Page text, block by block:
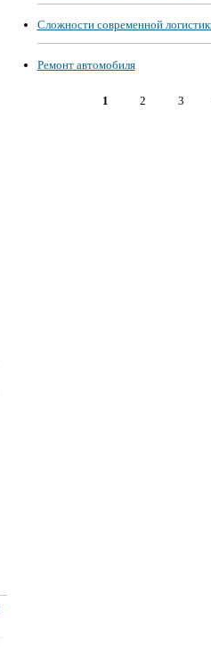
Сложности современной
Ремонт автомобиля
1 2 3